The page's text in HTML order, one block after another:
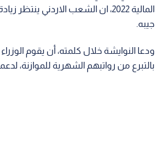
المالية 2022، ان الشعب الاردني
جيبه.
ودعا النوايشة خلال كلمته، أن يقوم
بالتبرع من رواتبهم الشهرية للموازنة،